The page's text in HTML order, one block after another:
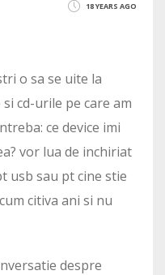
18 YEARS AGO
o sa se uite la
cd-urile pe care am
ce device imi
vor lua de inchiriat
usb sau pt cine stie
citiva ani si nu
despre